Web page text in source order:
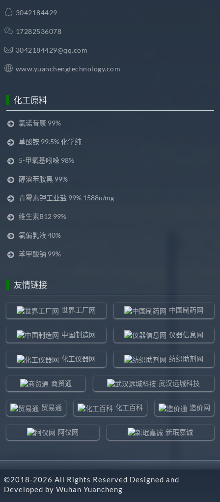
3042184429
17282536078
3042184429@qq.com
www.yuanchengtechnology.com
化工原料
氯诺昔康 99%
草酸铵 99.5% 化学纯
5-甲氧基吲哚 98%
醇溶苯胺黑 99%
青霉素钾工业盐 99% 1588u/mg
维生素B12 99%
氯偏乳液 40%
苯甲酸钠 99%
友情链接
世界工厂网 中国制药网
中国制造网 仪器信息网
化工仪器网 纺织助剂网
商贸通 武汉远城科技
贸易通 化工百科 造价网
阿仪网 新珉嘉诚
东北制造网 药智通
©2018-2026 All Rights Reserved Designed and
Developed by Wuhan Yuancheng